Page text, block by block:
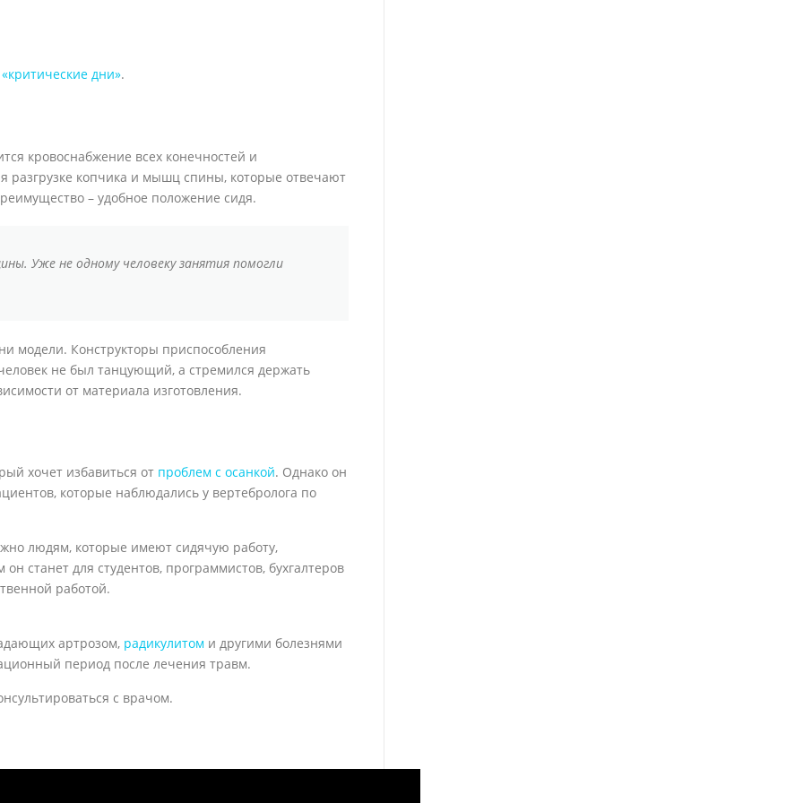
дни».
кровоснабжение всех конечностей и
разгрузке копчика и мышц спины, которые отвечают
– удобное положение сидя.
Уже не одному человеку занятия помогли
модели. Конструкторы приспособления
не был танцующий, а стремился держать
от материала изготовления.
хочет избавиться от проблем с осанкой. Однако он
которые наблюдались у вертебролога по
людям, которые имеют сидячую работу,
станет для студентов, программистов, бухгалтеров
работой.
артрозом, радикулитом и другими болезнями
период после лечения травм.
с врачом.